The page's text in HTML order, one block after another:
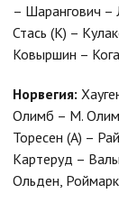
– Шарангович –
Стась (К) –
Ковыршин –
Норвегия:
Олимб – М.
Торесен (А) –
Картеруд –
Ольден,